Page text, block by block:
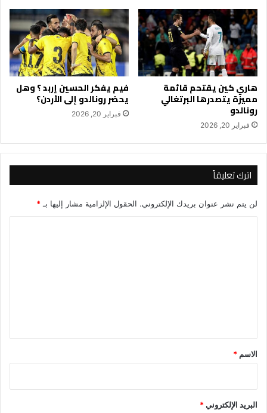
هاري كين يقتحم قائمة
مميزة يتصدرها البرتغالي
رونالدو
فبراير 20, 2026
فيم يفكر الحسين إربد ؟ وهل
يحضر رونالدو إلى الأردن؟
فبراير 20, 2026
اترك تعليقاً
لن يتم نشر عنوان بريدك الإلكتروني. الحقول الإلزامية مشار إليها بـ *
*
الاسم *
البريد الإلكتروني*